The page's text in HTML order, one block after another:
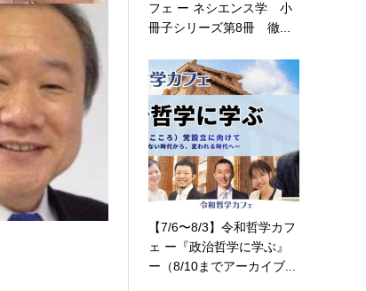
フェ ー ネシエンス学 小
冊子シリーズ第8冊 徹...
【7/6〜8/3】令和哲学カフ
ェ ー『政治哲学に学ぶ』
ー（8/10までアーカイブ...